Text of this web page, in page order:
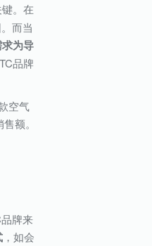
。在
而当
为导
品牌
空气
额。
牌来
，如会